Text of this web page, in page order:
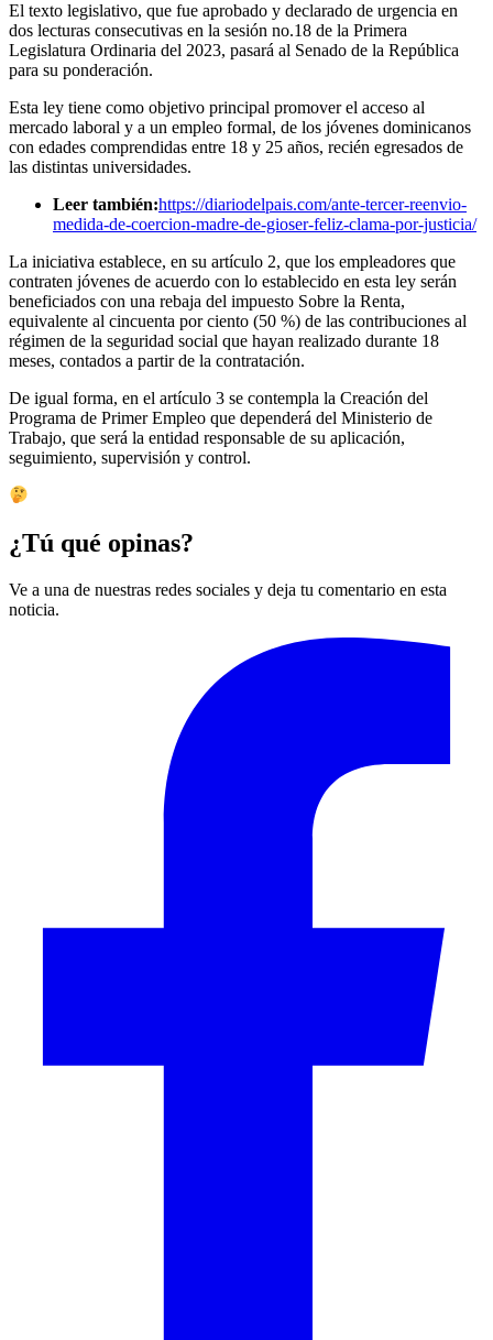
El texto legislativo, que fue aprobado y declarado de urgencia en
dos lecturas consecutivas en la sesión no.18 de la Primera
Legislatura Ordinaria del 2023, pasará al Senado de la República
para su ponderación.
Esta ley tiene como objetivo principal promover el acceso al
mercado laboral y a un empleo formal, de los jóvenes dominicanos
con edades comprendidas entre 18 y 25 años, recién egresados de
las distintas universidades.
Leer también:https://diariodelpais.com/ante-tercer-reenvio-
medida-de-coercion-madre-de-gioser-feliz-clama-por-justicia/
La iniciativa establece, en su artículo 2, que los empleadores que
contraten jóvenes de acuerdo con lo establecido en esta ley serán
beneficiados con una rebaja del impuesto Sobre la Renta,
equivalente al cincuenta por ciento (50 %) de las contribuciones al
régimen de la seguridad social que hayan realizado durante 18
meses, contados a partir de la contratación.
De igual forma, en el artículo 3 se contempla la Creación del
Programa de Primer Empleo que dependerá del Ministerio de
Trabajo, que será la entidad responsable de su aplicación,
seguimiento, supervisión y control.
¿Tú qué opinas?
Ve a una de nuestras redes sociales y deja tu comentario en esta
noticia.